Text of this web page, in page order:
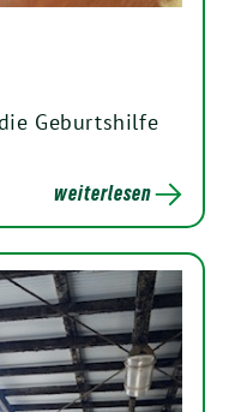
Geburtshilfe
weiterlesen